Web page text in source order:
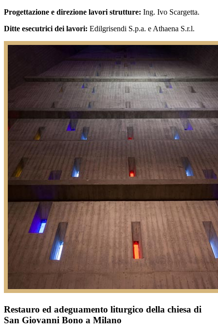
Progettazione e direzione lavori strutture: Ing. Ivo Scargetta.
Ditte esecutrici dei lavori: Edilgrisendi S.p.a. e Athaena S.r.l.
Restauro ed adeguamento liturgico della chiesa di
San Giovanni Bono a Milano